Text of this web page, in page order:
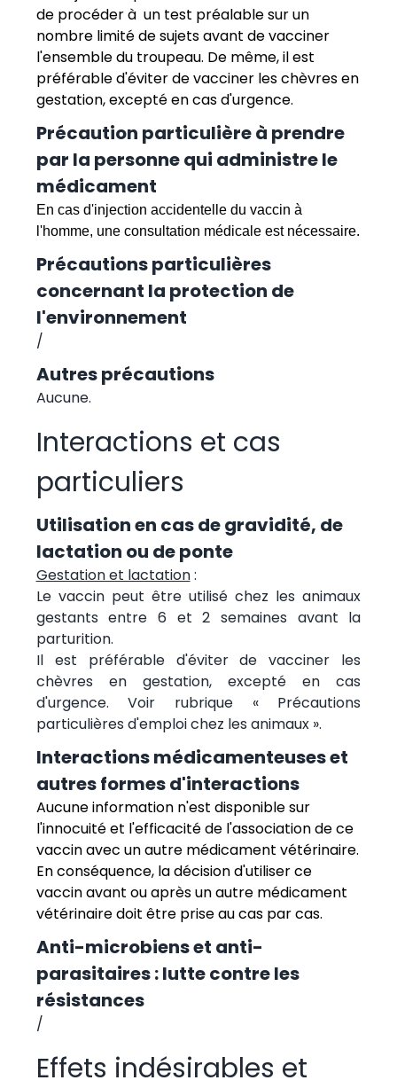
de procéder à un test préalable sur un
nombre limité de sujets avant de vacciner
l'ensemble du troupeau. De même, il est
préférable d'éviter de vacciner les chèvres en
gestation, excepté en cas d'urgence.
Précaution particulière à prendre
par la personne qui administre le
médicament
En cas d'injection accidentelle du vaccin à
l'homme, une consultation médicale est nécessaire.
Précautions particulières
concernant la protection de
l'environnement
/
Autres précautions
Aucune.
Interactions et cas
particuliers
Utilisation en cas de gravidité, de
lactation ou de ponte
Gestation et lactation:
Le vaccin peut être utilisé chez les animaux
gestants entre 6 et 2 semaines avant la
parturition.
Il est préférable d'éviter de vacciner les
chèvres en gestation, excepté en cas
d'urgence. Voir rubrique « Précautions
particulières d'emploi chez les animaux ».
Interactions médicamenteuses et
autres formes d'interactions
Aucune information n'est disponible sur
l'innocuité et l'efficacité de l'association de ce
vaccin avec un autre médicament vétérinaire.
En conséquence, la décision d'utiliser ce
vaccin avant ou après un autre médicament
vétérinaire doit être prise au cas par cas.
Anti-microbiens et anti-
parasitaires : lutte contre les
résistances
/
Effets indésirables et